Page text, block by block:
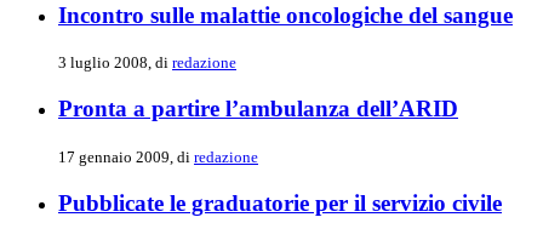
Incontro sulle malattie oncologiche del sangue
3 luglio 2008, di redazione
Pronta a partire l’ambulanza dell’ARID
17 gennaio 2009, di redazione
Pubblicate le graduatorie per il servizio civile